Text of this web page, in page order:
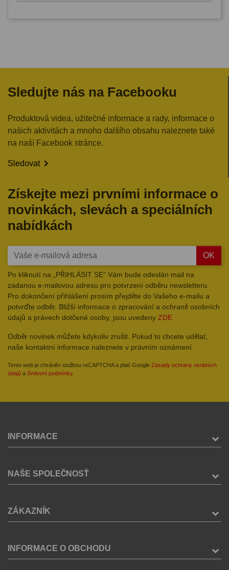
Sledujte nás na Facebooku
Produktová videa, užitečné informace a rady, informace o
našich aktivitách a mnoho dalšího obsahu naleznete také
na naší Facebook stránce.
Sledovat
Získejte mezi prvními informace o
novinkách, slevách a speciálních
nabídkách
OK
Po kliknutí na „PŘIHLÁSIT SE“ Vám bude odeslán mail na
zadanou e-mailovou adresu pro potvrzení odběru newsletteru.
Pro dokončení přihlášení prosím přejděte do Vašeho e-mailu a
potvrďte odběr. Bližší informace o zpracování a ochraně osobních
údajů a právech dotčené osoby, jsou uvedeny ZDE
Odběr novinek můžete kdykoliv zrušit. Pokud to chcete udělat,
naše kontaktní informace naleznete v právním oznámení.
Tento web je chráněn službou reCAPTCHA a platí Google Zásady ochrany osobních
údajů a Smluvní podmínky.
INFORMACE
NAŠE SPOLEČNOSŤ
ZÁKAZNÍK
INFORMACE O OBCHODU